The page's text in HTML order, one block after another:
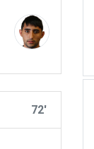
72'